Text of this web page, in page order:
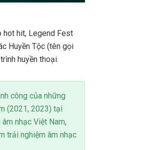
hot hit, Legend Fest
Huyền Tộc (tên gọi
huyền thoại.
công của những
(2021, 2023) tại
nhạc Việt Nam,
trải nghiệm âm nhạc